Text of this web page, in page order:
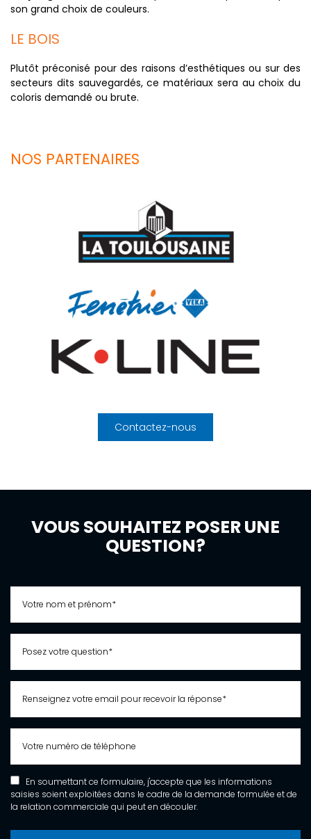
son grand choix de couleurs.
LE BOIS
Plutôt préconisé pour des raisons d’esthétiques ou sur des
secteurs dits sauvegardés, ce matériaux sera au choix du
coloris demandé ou brute.
NOS PARTENAIRES
Contactez-nous
VOUS SOUHAITEZ POSER UNE
QUESTION?
En soumettant ce formulaire, j'accepte que les informations
saisies soient exploitées dans le cadre de la demande formulée et de
la relation commerciale qui peut en découler.